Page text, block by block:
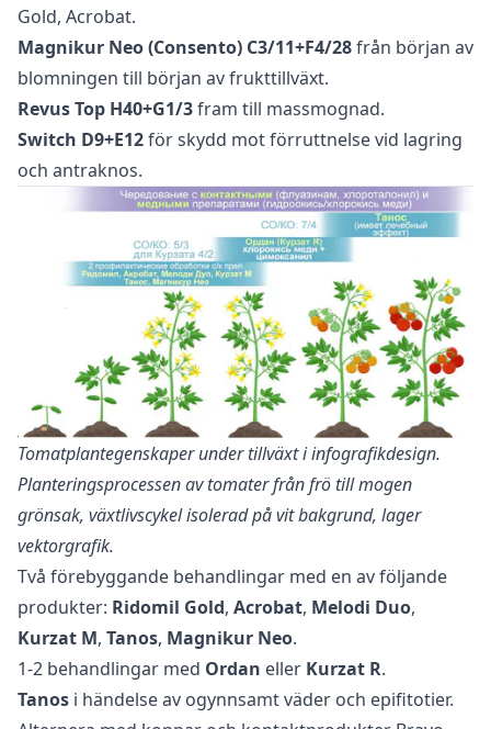
Gold, Acrobat.
Magnikur Neo (Consento) C3/11+F4/28från början av
blomningen till början av frukttillväxt.
Revus Top H40+G1/3fram till massmognad.
Switch D9+E12för skydd mot förruttnelse vid lagring
och antraknos.
Tomatplantegenskaper under tillväxt i infografikdesign.
Planteringsprocessen av tomater från frö till mogen
grönsak, växtlivscykel isolerad på vit bakgrund, lager
vektorgrafik.
Två förebyggande behandlingar med en av följande
produkter: Ridomil Gold, Acrobat, Melodi Duo,
Kurzat M, Tanos, Magnikur Neo.
1-2 behandlingar med Ordan eller Kurzat R.
Tanos i händelse av ogynnsamt väder och epifitotier.